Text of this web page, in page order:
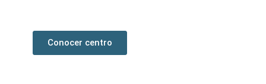
Conocer centro